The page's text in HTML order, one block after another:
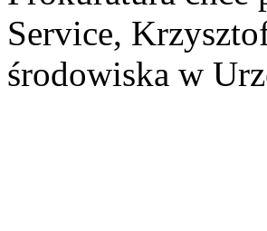
Service,
środowiska w